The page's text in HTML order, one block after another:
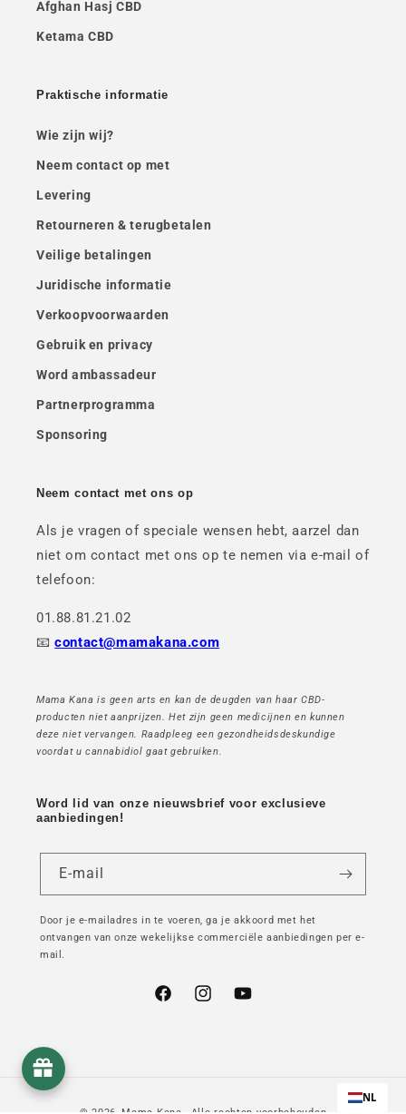
Afghan Hasj CBD
Ketama CBD
Praktische informatie
Wie zijn wij?
Neem contact op met
Levering
Retourneren & terugbetalen
Veilige betalingen
Juridische informatie
Verkoopvoorwaarden
Gebruik en privacy
Word ambassadeur
Partnerprogramma
Sponsoring
Neem contact met ons op
Als je vragen of speciale wensen hebt, aarzel dan
niet om contact met ons op te nemen via e-mail of
telefoon:
01.88.81.21.02
📧contact@mamakana.com
Mama Kana is geen arts en kan de deugden van haar CBD-
producten niet aanprijzen. Het zijn geen medicijnen en kunnen
deze niet vervangen. Raadpleeg een gezondheidsdeskundige
voordat u cannabidiol gaat gebruiken.
Word lid van onze nieuwsbrief voor exclusieve
aanbiedingen!
E-mail
Door je e-mailadres in te voeren, ga je akkoord met het
ontvangen van onze wekelijkse commerciële aanbiedingen per e-
mail.
FacebookInstagramYouTube
NL